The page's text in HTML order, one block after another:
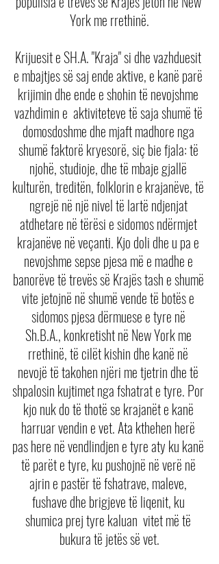
York me rrethinë.
Krijuesit e SH.A. "Kraja" si dhe vazhduesit
e mbajtjes së saj ende aktive, e kanë parë
krijimin dhe ende e shohin të nevojshme
vazhdimin e  aktiviteteve të saja shumë të
domosdoshme dhe mjaft madhore nga
shumë faktorë kryesorë, siç bie fjala: të
njohë, studioje, dhe të mbaje gjallë
kulturën, treditën, folklorin e krajanëve, të
ngrejë në një nivel të lartë ndjenjat
atdhetare në tërësi e sidomos ndërmjet
krajanëve në veçanti. Kjo doli dhe u pa e
nevojshme sepse pjesa më e madhe e
banorëve të trevës së Krajës tash e shumë
vite jetojnë në shumë vende të botës e
sidomos pjesa dërmuese e tyre në
Sh.B.A., konkretisht në New York me
rrethinë, të cilët kishin dhe kanë në
nevojë të takohen njëri me tjetrin dhe të
shpalosin kujtimet nga fshatrat e tyre. Por
kjo nuk do të thotë se krajanët e kanë
harruar vendin e vet. Ata kthehen herë
pas here në vendlindjen e tyre aty ku kanë
të parët e tyre, ku pushojnë në verë në
ajrin e pastër të fshatrave, maleve,
fushave dhe brigjeve të liqenit, ku
shumica prej tyre kaluan  vitet më të
bukura të jetës së vet.